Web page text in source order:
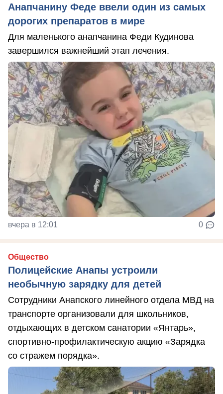
Анапчанину Феде ввели один из самых
дорогих препаратов в мире
Для маленького анапчанина Феди Кудинова
завершился важнейший этап лечения.
вчера в 12:01 0
Общество
Полицейские Анапы устроили
необычную зарядку для детей
Сотрудники Анапского линейного отдела МВД на
транспорте организовали для школьников,
отдыхающих в детском санатории «Янтарь»,
спортивно-профилактическую акцию «Зарядка
со стражем порядка».